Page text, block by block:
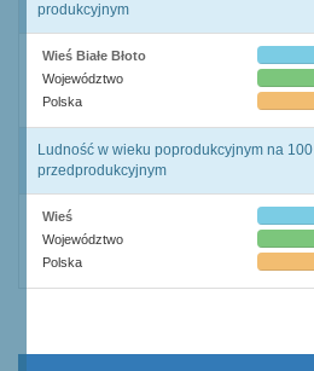
produkcyjnym
Wieś Białe Błoto
Województwo
Polska
Ludność w wieku poprodukcyjnym na
przedprodukcyjnym
Wieś
Województwo
Polska